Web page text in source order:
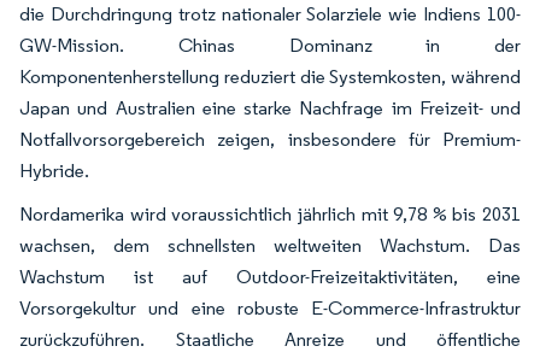
die Durchdringung trotz nationaler Solarziele wie Indiens 100-
GW-Mission. Chinas Dominanz in der
Komponentenherstellung reduziert die Systemkosten, während
Japan und Australien eine starke Nachfrage im Freizeit- und
Notfallvorsorgebereich zeigen, insbesondere für Premium-
Hybride.
Nordamerika wird voraussichtlich jährlich mit 9,78 % bis 2031
wachsen, dem schnellsten weltweiten Wachstum. Das
Wachstum ist auf Outdoor-Freizeitaktivitäten, eine
Vorsorgekultur und eine robuste E-Commerce-Infrastruktur
zurückzuführen. Staatliche Anreize und öffentliche